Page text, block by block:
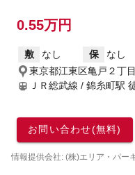
0.55万円
敷 なし 保 なし
東京都江東区亀戸２丁目
ＪＲ総武線 / 錦糸町駅
お問い合わせ(無料)
情報提供会社: (株)エリア・パー